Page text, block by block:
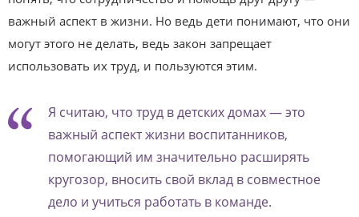
важный аспект в жизни. Но ведь дети понимают, что они
могут этого не делать, ведь закон запрещает
использовать их труд, и пользуются этим.
Я считаю, что труд в детских домах — это
важный аспект жизни воспитанников,
помогающий им значительно расширять
кругозор, вносить свой вклад в совместное
дело и учиться работать в команде.